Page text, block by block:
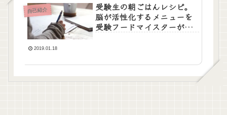
自己紹介
受験生の朝ごはんレシピ。
脳が活性化するメニューを
受験フードマイスターが紹
2019.01.18